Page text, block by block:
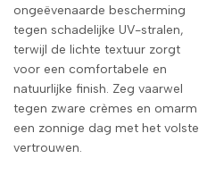
ongeëvenaarde bescherming
tegen schadelijke UV-stralen,
terwijl de lichte textuur zorgt
voor een comfortabele en
natuurlijke finish. Zeg vaarwel
tegen zware crèmes en omarm
een zonnige dag met het volste
vertrouwen.